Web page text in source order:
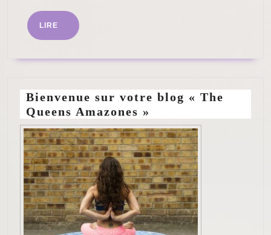
des
trottinettes
LIRE LIRE
Bienvenue sur votre blog « The
Queens Amazones »